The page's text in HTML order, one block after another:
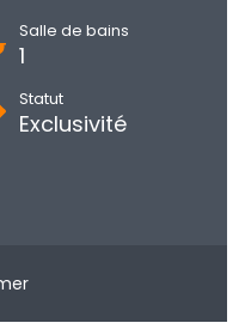
Salle de bains
1
Statut
Exclusivité